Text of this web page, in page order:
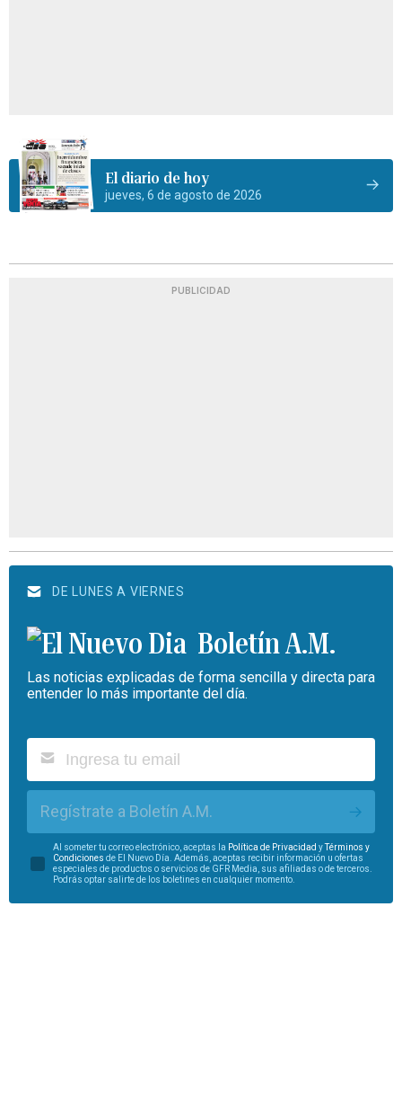
El diario de hoy
jueves, 6 de agosto de 2026
PUBLICIDAD
DE LUNES A VIERNES
Boletín A.M.
Las noticias explicadas de forma sencilla y directa para
entender lo más importante del día.
Regístrate a Boletín A.M.
Al someter tu correo electrónico, aceptas la Política de Privacidad yTérminos y
Condiciones de El Nuevo Día. Además, aceptas recibir información u ofertas
especiales de productos o servicios de GFR Media, sus afiliadas o de terceros.
Podrás optar salirte de los boletines en cualquier momento.